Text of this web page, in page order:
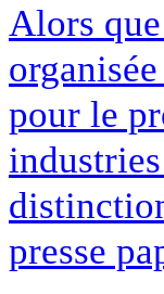
Alors
pour le
presse